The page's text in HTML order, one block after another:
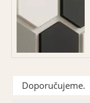
Doporučujeme.